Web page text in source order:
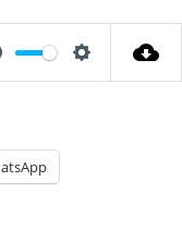
Settings